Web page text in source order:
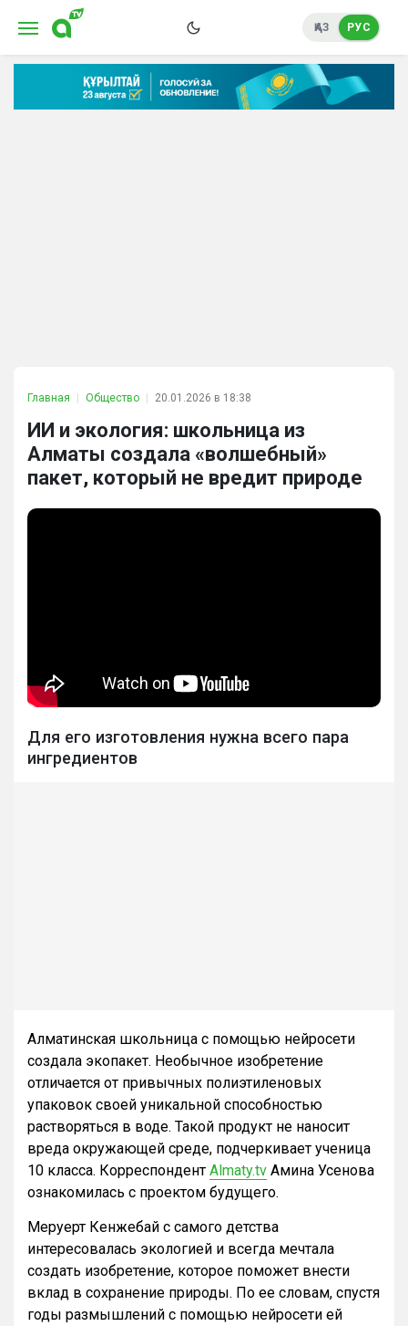
ҚАЗ РУС
Главная Общество 20.01.2026 в 18:38
ИИ и экология: школьница из
Алматы создала «волшебный»
пакет, который не вредит природе
Для его изготовления нужна всего пара
ингредиентов
Алматинская школьница с помощью нейросети
создала экопакет. Необычное изобретение
отличается от привычных полиэтиленовых
упаковок своей уникальной способностью
растворяться в воде. Такой продукт не наносит
вреда окружающей среде, подчеркивает ученица
10 класса. Корреспондент Almaty.tv Амина Усенова
ознакомилась с проектом будущего.
Меруерт Кенжебай с самого детства
интересовалась экологией и всегда мечтала
создать изобретение, которое поможет внести
вклад в сохранение природы. По ее словам, спустя
годы размышлений с помощью нейросети ей